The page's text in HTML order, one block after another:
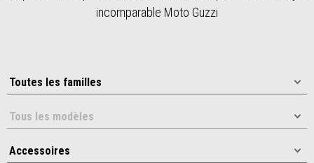
incomparable Moto Guzzi